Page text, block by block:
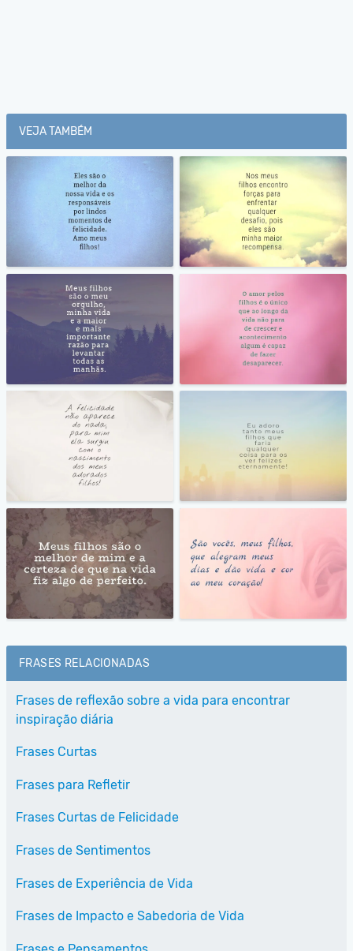
VEJA TAMBÉM
FRASES RELACIONADAS
Frases de reflexão sobre a vida para encontrar
inspiração diária
Frases Curtas
Frases para Refletir
Frases Curtas de Felicidade
Frases de Sentimentos
Frases de Experiência de Vida
Frases de Impacto e Sabedoria de Vida